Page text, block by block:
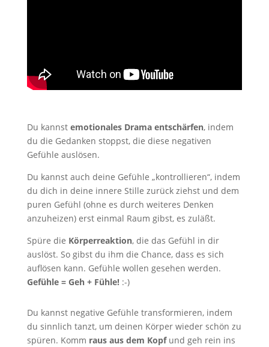
Du kannst emotionales Drama entschärfen, indem
du die Gedanken stoppst, die diese negativen
Gefühle auslösen.
Du kannst auch deine Gefühle „kontrollieren“, indem
du dich in deine innere Stille zurück ziehst und dem
puren Gefühl (ohne es durch weiteres Denken
anzuheizen) erst einmal Raum gibst, es zuläßt.
Spüre die Körperreaktion, die das Gefühl in dir
auslöst. So gibst du ihm die Chance, dass es sich
auflösen kann. Gefühle wollen gesehen werden.
Gefühle = Geh + Fühle!:-)
Du kannst negative Gefühle transformieren, indem
du sinnlich tanzt, um deinen Körper wieder schön zu
spüren. Komm raus aus dem Kopfund geh rein ins